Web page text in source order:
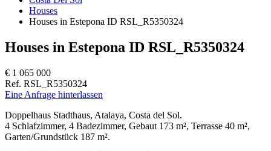
Houses
Houses in Estepona ID RSL_R5350324
Houses in Estepona ID RSL_R5350324
€ 1 065 000
Ref. RSL_R5350324
Eine Anfrage hinterlassen
Doppelhaus Stadthaus, Atalaya, Costa del Sol.
4 Schlafzimmer, 4 Badezimmer, Gebaut 173 m², Terrasse 40 m²,
Garten/Grundstück 187 m².